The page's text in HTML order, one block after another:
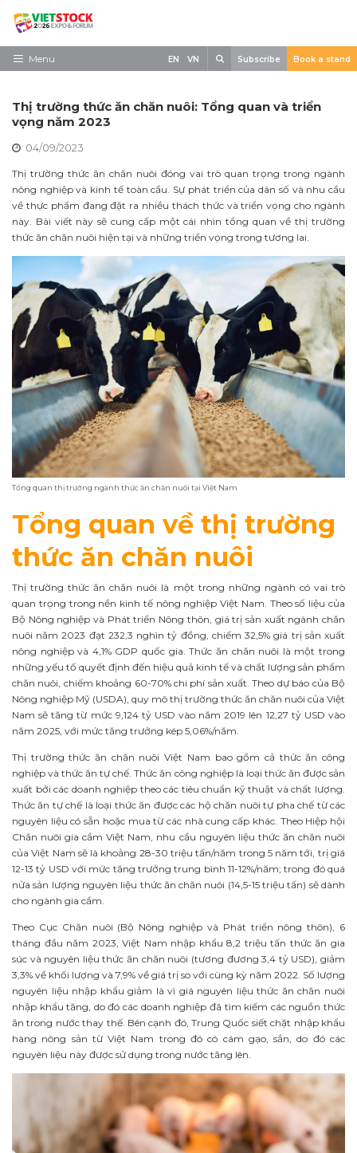
Skip
contentMenu
Về triển lãm
Trưng Bày
Tham Quan
Tin tức
Liên Hệ
EN VN Subscribe Book a stand
Thị trường thức ăn chăn nuôi: Tổng quan và triển
vọng năm 2023
04/09/2023
Thị trường thức ăn chăn nuôi đóng vai trò quan trọng trong ngành
nông nghiệp và kinh tế toàn cầu. Sự phát triển của dân số và nhu cầu
về thực phẩm đang đặt ra nhiều thách thức và triển vọng cho ngành
này. Bài viết này sẽ cung cấp một cái nhìn tổng quan về thị trường
thức ăn chăn nuôi hiện tại và những triển vọng trong tương lai.
Tổng quan thị trường ngành thức ăn chăn nuôi tại Việt Nam
Tổng quan về thị trường
thức ăn chăn nuôi
Thị trường thức ăn chăn nuôi là một trong những ngành có vai trò
quan trọng trong nền kinh tế nông nghiệp Việt Nam. Theo số liệu của
Bộ Nông nghiệp và Phát triển Nông thôn, giá trị sản xuất ngành chăn
nuôi năm 2023 đạt 232,3 nghìn tỷ đồng, chiếm 32,5% giá trị sản xuất
nông nghiệp và 4,1% GDP quốc gia. Thức ăn chăn nuôi là một trong
những yếu tố quyết định đến hiệu quả kinh tế và chất lượng sản phẩm
chăn nuôi, chiếm khoảng 60-70% chi phí sản xuất. Theo dự báo của Bộ
Nông nghiệp Mỹ (USDA), quy mô thị trường thức ăn chăn nuôi của Việt
Nam sẽ tăng từ mức 9,124 tỷ USD vào năm 2019 lên 12,27 tỷ USD vào
năm 2025, với mức tăng trưởng kép 5,06%/năm.
Thị trường thức ăn chăn nuôi Việt Nam bao gồm cả thức ăn công
nghiệp và thức ăn tự chế. Thức ăn công nghiệp là loại thức ăn được sản
xuất bởi các doanh nghiệp theo các tiêu chuẩn kỹ thuật và chất lượng.
Thức ăn tự chế là loại thức ăn được các hộ chăn nuôi tự pha chế từ các
nguyên liệu có sẵn hoặc mua từ các nhà cung cấp khác. Theo Hiệp hội
Chăn nuôi gia cầm Việt Nam, nhu cầu nguyên liệu thức ăn chăn nuôi
của Việt Nam sẽ là khoảng 28-30 triệu tấn/năm trong 5 năm tới, trị giá
12-13 tỷ USD với mức tăng trưởng trung bình 11-12%/năm; trong đó quá
nửa sản lượng nguyên liệu thức ăn chăn nuôi (14,5-15 triệu tấn) sẽ dành
cho ngành gia cầm.
Theo Cục Chăn nuôi (Bộ Nông nghiệp và Phát triển nông thôn), 6
tháng đầu năm 2023, Việt Nam nhập khẩu 8,2 triệu tấn thức ăn gia
súc và nguyên liệu thức ăn chăn nuôi (tương đương 3,4 tỷ USD), giảm
3,3% về khối lượng và 7,9% về giá trị so với cùng kỳ năm 2022. Số lượng
nguyên liệu nhập khẩu giảm là vì giá nguyên liệu thức ăn chăn nuôi
nhập khẩu tăng, do đó các doanh nghiệp đã tìm kiếm các nguồn thức
ăn trong nước thay thế. Bên cạnh đó, Trung Quốc siết chặt nhập khẩu
hàng nông sản từ Việt Nam trong đó có cám gạo, sắn, do đó các
nguyên liệu này được sử dụng trong nước tăng lên.